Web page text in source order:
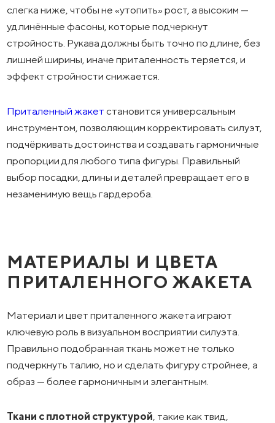
слегка ниже, чтобы не «утопить» рост, а высоким —
удлинённые фасоны, которые подчеркнут
стройность. Рукава должны быть точно по длине, без
лишней ширины, иначе приталенность теряется, и
эффект стройности снижается.
Приталенный жакет становится универсальным
инструментом, позволяющим корректировать силуэт,
подчёркивать достоинства и создавать гармоничные
пропорции для любого типа фигуры. Правильный
выбор посадки, длины и деталей превращает его в
незаменимую вещь гардероба.
МАТЕРИАЛЫ И ЦВЕТА
ПРИТАЛЕННОГО ЖАКЕТА
Материал и цвет приталенного жакета играют
ключевую роль в визуальном восприятии силуэта.
Правильно подобранная ткань может не только
подчеркнуть талию, но и сделать фигуру стройнее, а
образ — более гармоничным и элегантным.
Ткани с плотной структурой, такие как твид,